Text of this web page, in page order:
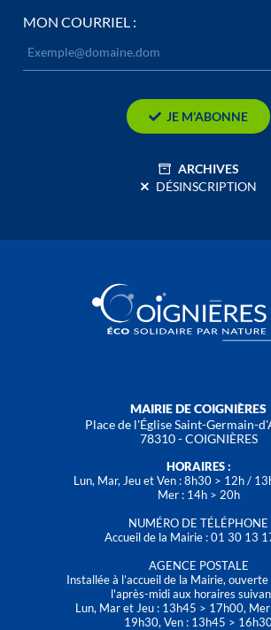
MON COURRIEL :
JE M’ABONNE
ARCHIVES
DÉSINSCRIPTION
MAIRIE DE COIGNIÈRES
Place de l'Église Saint-Germain-
78310 - COIGNIÈRES
HORAIRES :
Lun, Mar, Jeu et Ven : 8h30 > 12h /
Mer : 14h > 20h
NUMÉRO DE TÉLÉPHONE
Accueil de la Mairie : 01 30 13
AGENCE POSTALE
Installée à l’accueil de la Mairie,
l'après-midi aux horaires
Lun, Mar et Jeu : 13h45 > 17h00,
19h30, Ven : 13h45 >